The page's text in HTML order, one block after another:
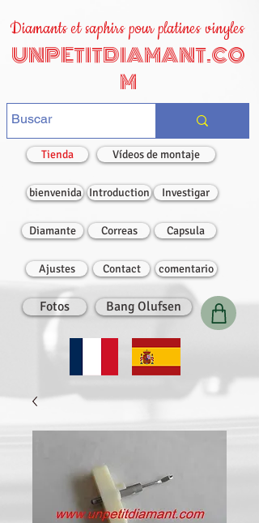
Diamants et saphirs pour platines vinyles
UNPETITDIAMANT.CO
M
Tienda Vídeos de montaje
bienvenida Introduction Investigar
Diamante Correas Capsula
Ajustes Contact comentario
Fotos Bang Olufsen